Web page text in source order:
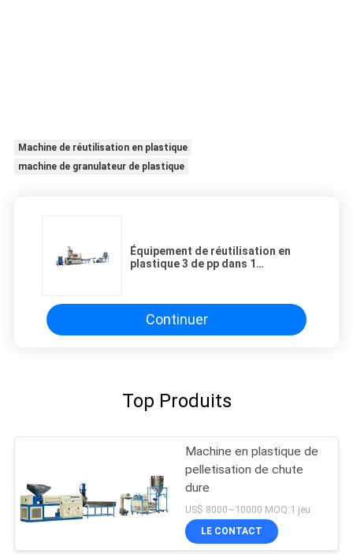
Machine de réutilisation en plastique
machine de granulateur de plastique
Équipement de réutilisation en
plastique 3 de pp dans 1
Continuer
Top Produits
Machine en plastique de
pelletisation de chute
dure
US$ 8000~10000 MOQ:1 jeu
LE CONTACT